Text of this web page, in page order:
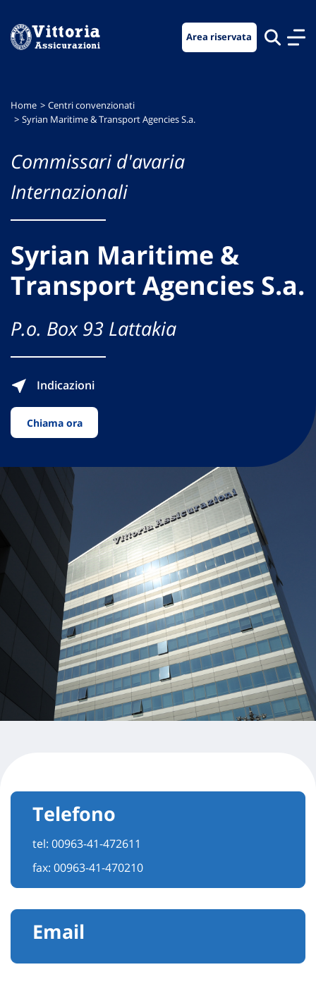
menu
contenuto
footer
Area riservata
Home
Centri convenzionati
Syrian Maritime & Transport Agencies S.a.
Commissari d'avaria
Internazionali
Syrian Maritime &
Transport Agencies S.a.
P.o. Box 93 Lattakia
Indicazioni
Chiama ora
Telefono
tel: 00963-41-472611
fax: 00963-41-470210
Email